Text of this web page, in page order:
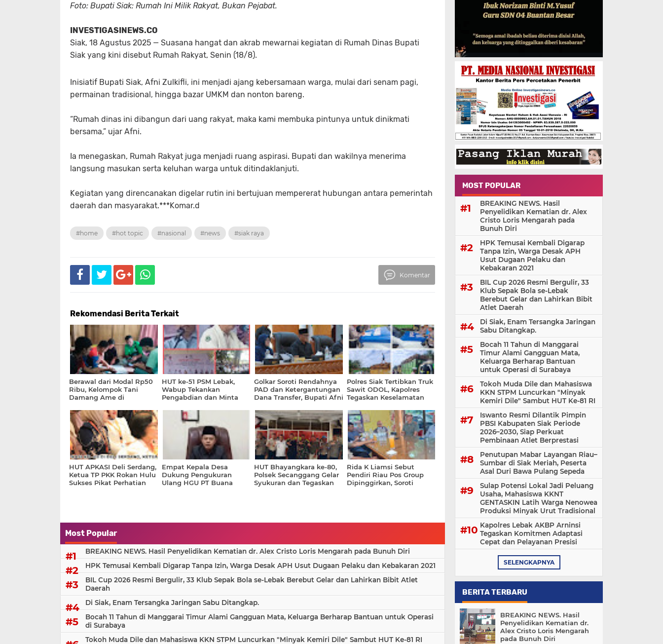
Foto: Bupati Siak: Rumah Ini Milik Rakyat, Bukan Pejabat.
INVESTIGASINEWS.CO
Siak, 18 Agustus 2025 — Suasana hangat dan akrab mewarnai kegiatan di Rumah Dinas Bupati
Siak yang kini disebut Rumah Rakyat, Senin (18/8).
Inisiatif Bupati Siak, Afni Zulkifli, ini menjadi ajang kebersamaan warga, mulai dari senam pagi,
permainan tradisional, hingga bazar UMKM dan nonton bareng.
“Rumah dinas ini dibangun dari uang rakyat, maka kami membuka pintunya untuk dinikmati
bersama,” ujar Afni.
Ia menegaskan, Rumah Rakyat juga menjadi ruang aspirasi. Bupati dan wakilnya menerima
langsung masukan serta keluhan warga untuk ditindaklanjuti.
Kegiatan yang direncanakan digelar rutin ini bertujuan mempererat hubungan antara pemerintah
daerah dan masyarakat.***Komar.d
#home #hot topic #nasional #news #siak raya
Komentar
Rekomendasi Berita Terkait
Berawal dari Modal Rp50
Ribu, Kelompok Tani
Damang Ame di
Kelola Dana Lebih dari Rp1
Miliar
HUT ke-51 PSM Lebak,
Wabup Tekankan
Pengabdian dan Minta
Golkar Soroti Rendahnya
PAD dan Ketergantungan
Dana Transfer, Bupati Afni
Bangun Siak di Tengah
Keterbatasan Fiskal
Polres Siak Tertibkan Truk
Sawit ODOL, Kapolres
Tegaskan Keselamatan
HUT APKASI Deli Serdang,
Ketua TP PKK Rokan Hulu
Sukses Pikat Perhatian
Empat Kepala Desa
Dukung Pengukuran
Ulang HGU PT Buana
HUT Bhayangkara ke-80,
Polsek Secanggang Gelar
Syukuran dan Tegaskan
Rida K Liamsi Sebut
Pendiri Riau Pos Group
Dipinggirkan, Soroti
Most Popular
BREAKING NEWS. Hasil Penyelidikan Kematian dr. Alex Cristo Loris Mengarah pada Bunuh Diri
HPK Temusai Kembali Digarap Tanpa Izin, Warga Desak APH Usut Dugaan Pelaku dan Kebakaran 2021
BIL Cup 2026 Resmi Bergulir, 33 Klub Sepak Bola se-Lebak Berebut Gelar dan Lahirkan Bibit Atlet
Daerah
Di Siak, Enam Tersangka Jaringan Sabu Ditangkap.
Bocah 11 Tahun di Manggarai Timur Alami Gangguan Mata, Keluarga Berharap Bantuan untuk Operasi
di Surabaya
Tokoh Muda Dile dan Mahasiswa KKN STPM Luncurkan "Minyak Kemiri Dile" Sambut HUT Ke-81 RI
MOST POPULAR
BREAKING NEWS. Hasil
Penyelidikan Kematian dr. Alex
Cristo Loris Mengarah pada
Bunuh Diri
HPK Temusai Kembali Digarap
Tanpa Izin, Warga Desak APH
Usut Dugaan Pelaku dan
Kebakaran 2021
BIL Cup 2026 Resmi Bergulir, 33
Klub Sepak Bola se-Lebak
Berebut Gelar dan Lahirkan Bibit
Atlet Daerah
Di Siak, Enam Tersangka Jaringan
Sabu Ditangkap.
Bocah 11 Tahun di Manggarai
Timur Alami Gangguan Mata,
Keluarga Berharap Bantuan
untuk Operasi di Surabaya
Tokoh Muda Dile dan Mahasiswa
KKN STPM Luncurkan "Minyak
Kemiri Dile" Sambut HUT Ke-81 RI
Iswanto Resmi Dilantik Pimpin
PBSI Kabupaten Siak Periode
2026–2030, Siap Perkuat
Pembinaan Atlet Berprestasi
Penutupan Mabar Layangan Riau–
Sumbar di Siak Meriah, Peserta
Asal Duri Bawa Pulang Sepeda
Sulap Potensi Lokal Jadi Peluang
Usaha, Mahasiswa KKNT
GENTASKIN Latih Warga Nenowea
Produksi Minyak Urut Tradisional
Kapolres Lebak AKBP Arninsi
Tegaskan Komitmen Adaptasi
Cepat dan Pelayanan Presisi
SELENGKAPNYA
BERITA TERBARU
BREAKING NEWS. Hasil
Penyelidikan Kematian dr.
Alex Cristo Loris Mengarah
pada Bunuh Diri